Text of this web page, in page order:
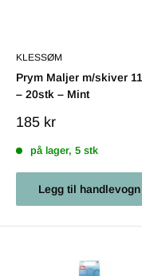
KLESSØM
Prym Maljer m/skiver
– 20stk – Mint
Salgs
185 kr
på lager, 5 stk
Legg til handlevogn